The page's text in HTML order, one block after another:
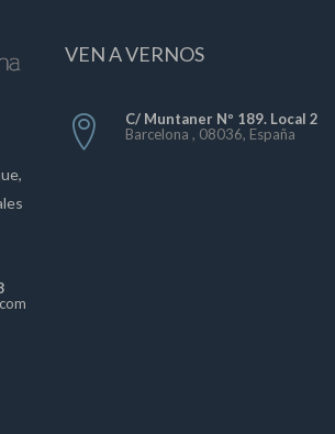
VEN A VERNOS
C/ Muntaner Nº 189. Local 2
Barcelona , 08036, España